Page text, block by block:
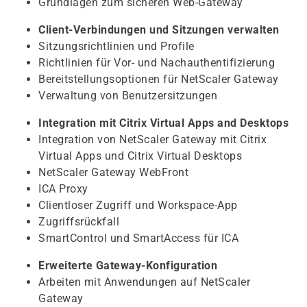
Client-Verbindungen und Sitzungen verwalten
Sitzungsrichtlinien und Profile
Richtlinien für Vor- und Nachauthentifizierung
Bereitstellungsoptionen für NetScaler Gateway
Verwaltung von Benutzersitzungen
Integration mit Citrix Virtual Apps and Desktops
Integration von NetScaler Gateway mit Citrix
Virtual Apps und Citrix Virtual Desktops
NetScaler Gateway WebFront
ICA Proxy
Clientloser Zugriff und Workspace-App
Zugriffsrückfall
SmartControl und SmartAccess für ICA
Erweiterte Gateway-Konfiguration
Arbeiten mit Anwendungen auf NetScaler
Gateway